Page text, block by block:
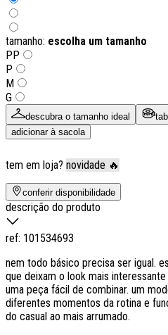
tamanho: escolha um tamanho
PP
P
M
G
descubra o tamanho ideal
adicionar à sacola
tem em loja? novidade 🔥
conferir disponibilidade
descrição do produto
ref: 101534693
nem todo básico precisa ser igual.
que deixam o look mais
uma peça fácil de combinar. um
diferentes momentos da rotina e
do casual ao mais arrumado.